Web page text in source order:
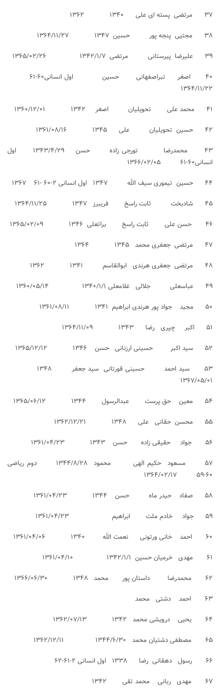
۳۷ مرتضی پسته ای علی ۱۳۴۰ ۱۳۶۲
۳۸ مجتیی پنجه پور حسین ۱۳۴۷ ۱۳۶۴/۱۱/۲۷
۳۹ علیرضا پیرستانی مرتضی ۱۳۴۲/۱/۷ ۱۳۶۵/۰۲/۲۶
۱۳۶۴/۱۱/۲۲
۴۱ محمد علی تحویلیان اصغر ۱۳۴۲ ۱۳۶۰/۱۲/۰۱
۴۲ حسین تحویلیان علی ۱۳۴۵ ۱۳۶۱/۰۸/۱۶
۴۳ محمدرضا تورجی زاده حسن ۱۳۴۳/۴/۲۹ اول
انسانی۶۰-۶۱ ۱۳۶۶/۰۲/۰۵
۴۴ حسین تیموری سیف الله ۱۳۴۷ اول انسانی ۲-۶۰ -۶۱ ۱۳۶۷
۴۵ شادبخت ثابت راسخ فریبرز ۱۳۴۷ ۱۳۶۴/۱۱/۲۵
۴۶ حسن علی ثابت راسخ براتعلی ۱۳۴۶ ۱۳۶۵/۰۲/۰۹
۴۷ مرتضی جعفری محمد ۱۳۴۵ ۱۳۶۴
۴۸ مرتضی جعفری هرندی ابوالقاسم ۱۳۴۱ ۱۳۶۲
۴۹ عباسعلی جلالی غلامعلی ۱۳۴۰/۱/۱ ۱۳۶۰/۰۵/۱۴
۵۰ مجید جواد پور هرندی ابراهیم ۱۳۴۱ ۱۳۶۱/۰۸/۱۱
۵۱ اکبر چپری رضا ۱۳۴۳ ۱۳۶۴/۱۱/۰۹
۵۲ سید اکبر حسینی ارزنانی حسن ۱۳۴۶ ۱۳۶۵/۱۲/۱۲
۱۳۶۷/۰۵/۰۱
۵۴ معین حق پرست عبدالرسول ۱۳۴۴ ۱۳۶۵/۰۶/۱۲
۵۵ محسن حقانی علی ۱۳۴۸ ۱۳۶۲/۱۲/۲۱
۵۶ جواد حقیقی زاده حسن ۱۳۴۳ ۱۳۶۱/۰۴/۲۳
۵۷ مسعود حکیم الهی محمود ۱۳۴۴/۸/۲۸ دوم ریاضی
۶۰-۵۹ ۱۳۶۴/۰۲/۱۷
۵۸ صفاد حیدر ماه حسن ۱۳۴۴ ۱۳۶۱/۰۴/۲۳
۵۹ جواد خادم ملت ابراهیم ۱۳۶۱/۰۴/۲۳
۶۰ احمد خانی ورتونی نعمت الله ۱۳۴۰ ۱۳۶۱/۰۴/۰۶
۶۱ مهدی خرمیان حسین ۱۳۴۲/۱/۱ ۱۳۶۱/۰۴/۱۰
۶۲ محمدرضا داستان پور محمد ۱۳۴۸ ۱۳۶۶/۰۶/۳۰
۶۳ احمد دشتی محمد
۶۴ یحیی درویشی محمد ۱۳۴۲ ۱۳۶۲/۰۷/۱۳
۶۵ مصطفی دشتیان محمد ۱۳۴۴/۶/۳۰ ۱۳۶۲/۱۲/۱۱
۶۶ رسول دهقانی رضا ۱۳۳۸ اول انسانی ۲-۶۱-۶۲
۶۷ مهدی ربانی محمد تقی ۱۳۴۲